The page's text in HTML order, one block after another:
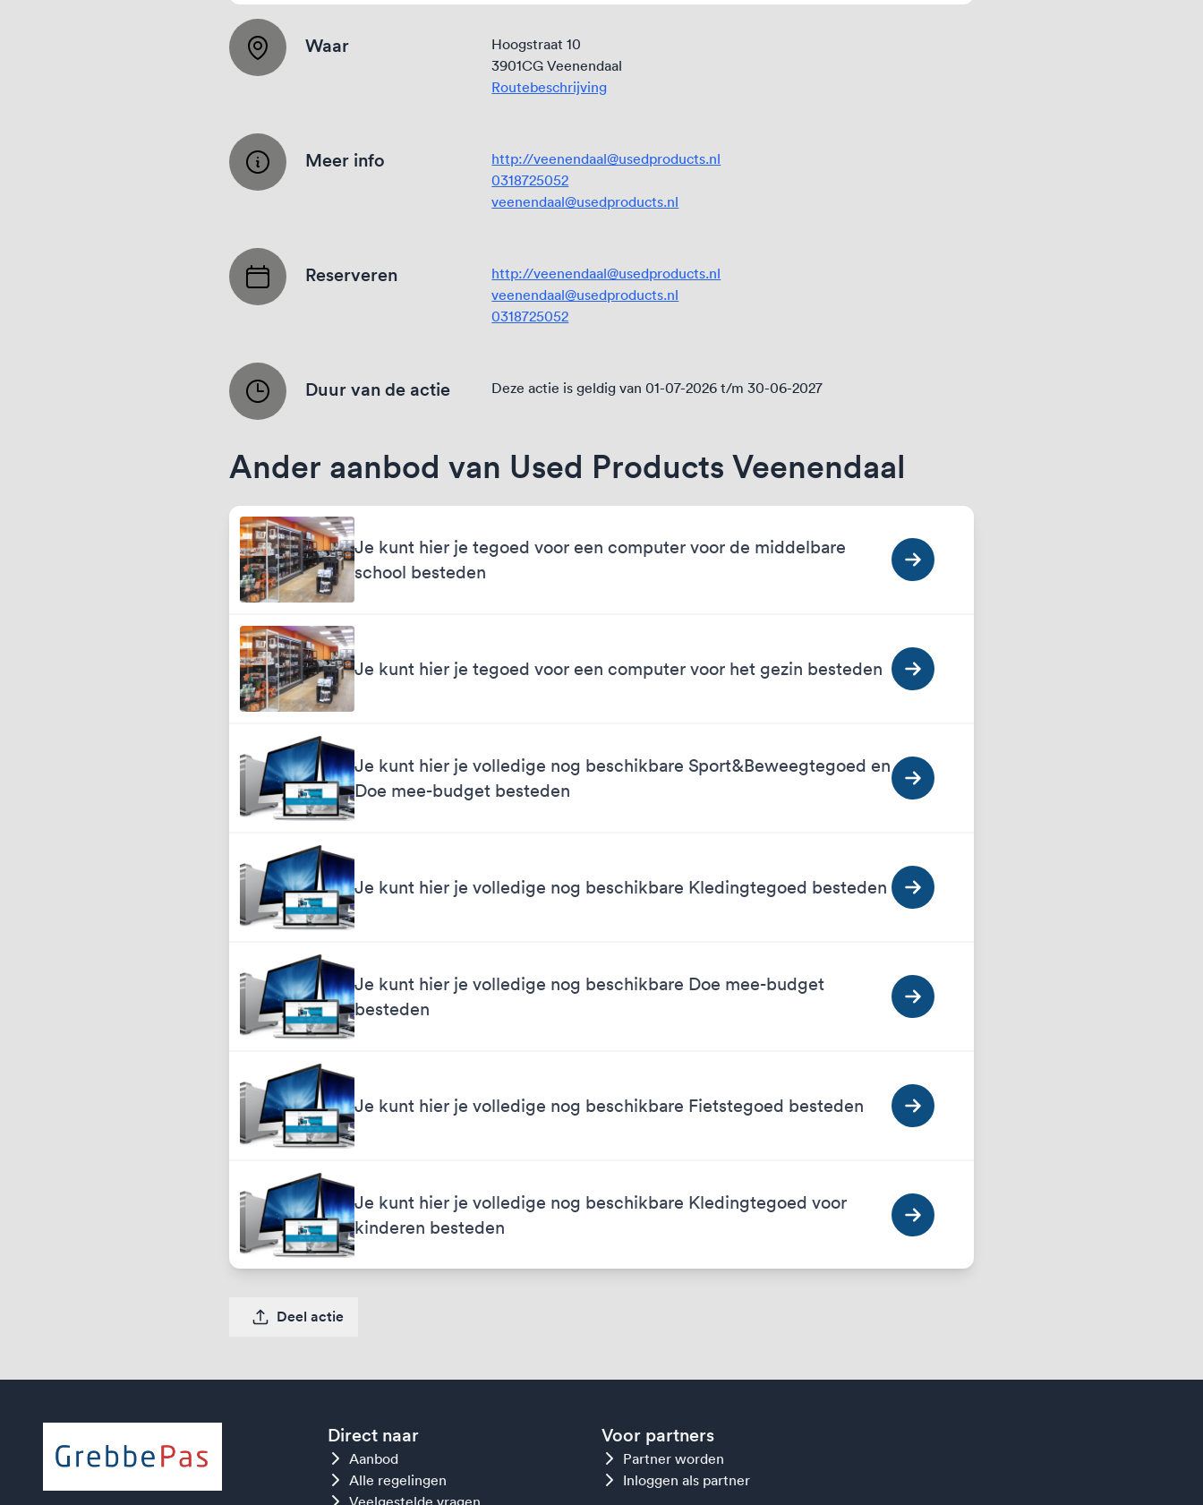
Waar
Hoogstraat 10
3901CG Veenendaal
Routebeschrijving
Meer info
http://veenendaal@usedproducts.nl
0318725052
veenendaal@usedproducts.nl
Reserveren
http://veenendaal@usedproducts.nl
veenendaal@usedproducts.nl
0318725052
Duur van de actie Deze actie is geldig van 01-07-2026 t/m 30-06-2027
Ander aanbod van Used Products Veenendaal
Je kunt hier je tegoed voor een computer voor de middelbare
school besteden
Je kunt hier je tegoed voor een computer voor het gezin besteden
Je kunt hier je volledige nog beschikbare Sport&Beweegtegoed en
Doe mee-budget besteden
Je kunt hier je volledige nog beschikbare Kledingtegoed besteden
Je kunt hier je volledige nog beschikbare Doe mee-budget
besteden
Je kunt hier je volledige nog beschikbare Fietstegoed besteden
Je kunt hier je volledige nog beschikbare Kledingtegoed voor
kinderen besteden
Deel actie
Direct naar
Aanbod
Alle regelingen
Veelgestelde vragen
Voor partners
Partner worden
Inloggen als partner